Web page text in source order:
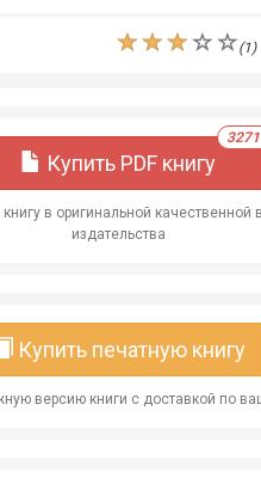
(1)
Купить PDF книгу
в оригинальной качественной
издательства
Купить печатную книгу
версию книги с доставкой по